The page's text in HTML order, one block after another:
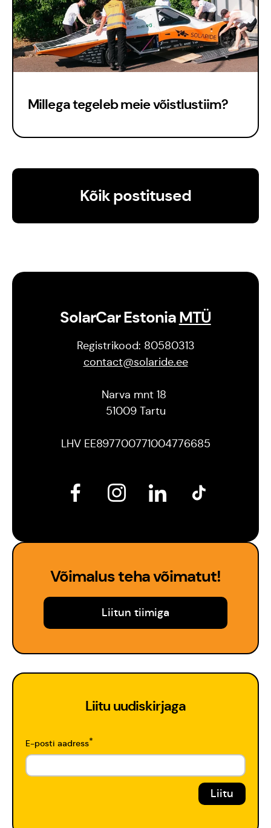
Millega tegeleb meie võistlustiim?
Kõik postitused
SolarCar EstoniaMTÜ
Registrikood: 80580313
contact@solaride.ee
Narva mnt 18
51009 Tartu
LHV EE897700771004776685
Võimalus teha võimatut!
Liitun tiimiga
Liitu uudiskirjaga
E-posti aadress*